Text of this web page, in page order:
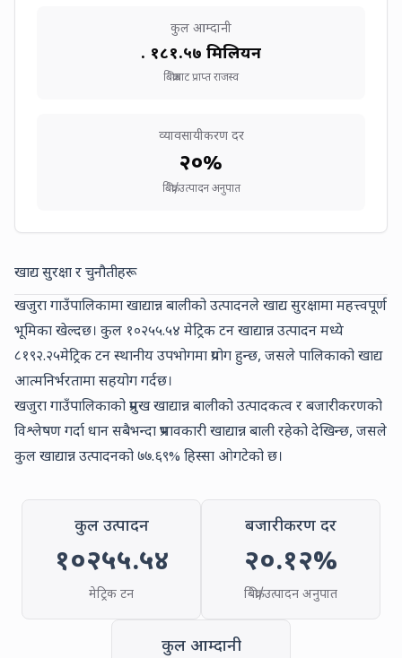
कुल आम्दानी
रु. १८१.५७ मिलियन
बिक्रीबाट प्राप्त राजस्व
व्यावसायीकरण दर
२०%
बिक्री/उत्पादन अनुपात
खाद्य सुरक्षा र चुनौतीहरू
खजुरा गाउँपालिकामा खाद्यान्न बालीको उत्पादनले खाद्य सुरक्षामा महत्त्वपूर्ण
भूमिका खेल्दछ। कुल १०२५५.५४ मेट्रिक टन खाद्यान्न उत्पादन मध्ये
८१९२.२५मेट्रिक टन स्थानीय उपभोगमा प्रयोग हुन्छ, जसले पालिकाको खाद्य
आत्मनिर्भरतामा सहयोग गर्दछ।
खजुरा गाउँपालिकाको प्रमुख खाद्यान्न बालीको उत्पादकत्व र बजारीकरणको
विश्लेषण गर्दाधानसबैभन्दा प्रभावकारी खाद्यान्न बाली रहेको देखिन्छ, जसले
कुल खाद्यान्न उत्पादनको७७.६९% हिस्सा ओगटेको छ।
कुल उत्पादन
१०२५५.५४
मेट्रिक टन
बजारीकरण दर
२०.१२%
बिक्री/उत्पादन अनुपात
कुल आम्दानी